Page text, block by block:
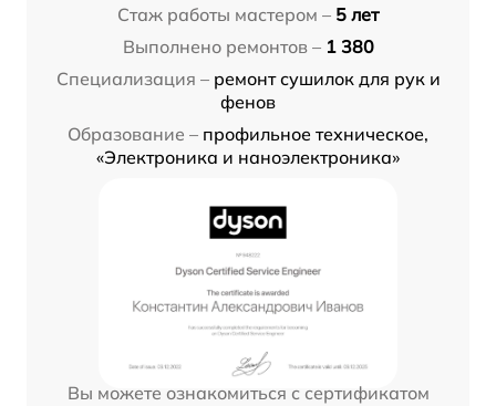
Стаж работы мастером – 5 лет
Выполнено ремонтов – 1 380
Специализация – ремонт сушилок для рук и
фенов
Образование – профильное техническое,
«Электроника и наноэлектроника»
Вы можете ознакомиться с сертификатом